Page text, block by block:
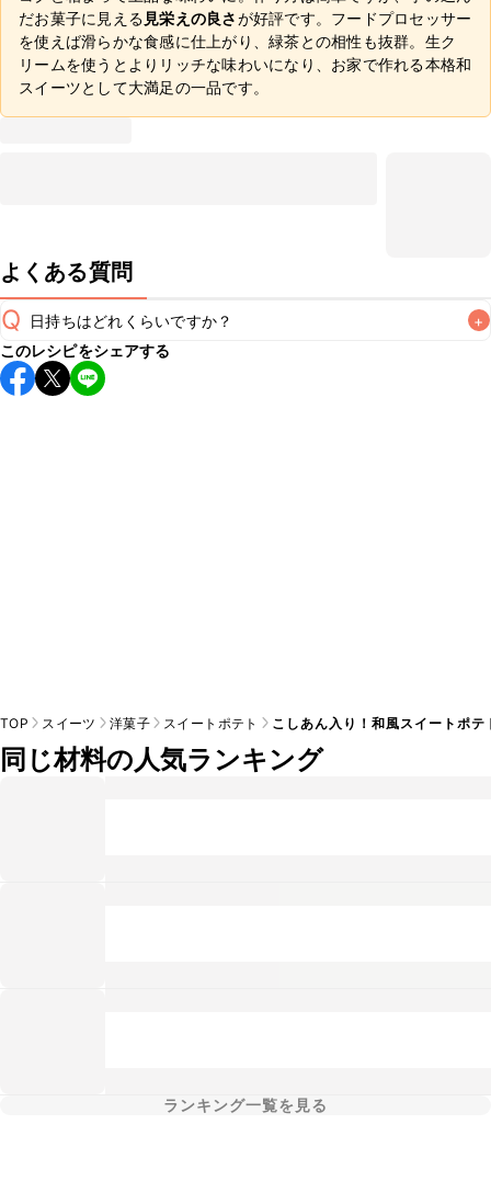
だお菓子に見える 見栄えの良さが好評です。フードプロセッサー
を使えば滑らかな食感に仕上がり、緑茶との相性も抜群。生ク
リームを使うとよりリッチな味わいになり、お家で作れる本格和
スイーツとして大満足の一品です。
よくある質問
Q 日持ちはどれくらいですか？ +
保存期間は冷蔵で当日中が目安です。なるべくお早めにお召
し上がりください。
このレシピをシェアする
TOP スイーツ 洋菓子 スイートポテト こしあん入り！和風スイートポテ
同じ材料の人気ランキング
ランキング一覧を見る